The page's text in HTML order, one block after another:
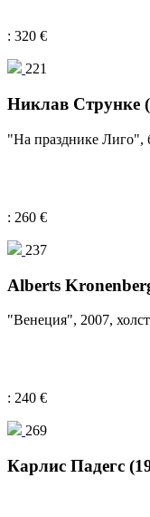
: 320 €
221
Никлав Струнке
"На празднике Лиго",
: 260 €
237
Alberts
"Венеция", 2007,
: 240 €
269
Карлис Падегс